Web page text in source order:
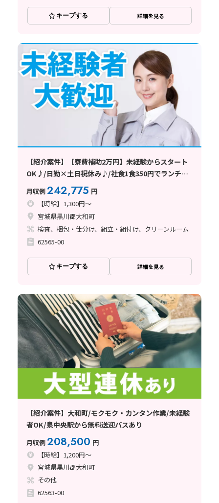
キープする 詳細を見る
【紹介案件】【寮費補助2万円】未経験からスタート
OK♪/日勤×土日祝休み♪/社食1食350円でランチ節
月収例242,775 円
【時給】1,300円～
宮城県黒川郡大和町
検査、梱包・仕分け、組立・組付け、クリーンルーム
62565-00
キープする 詳細を見る
【紹介案件】大和町/モクモク・カンタン作業/未経験
者OK/泉中央駅から無料送迎バスあり
月収例208,500 円
【時給】1,200円～
宮城県黒川郡大和町
その他
62563-00